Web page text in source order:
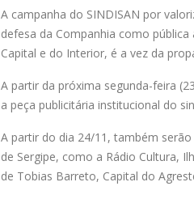
A campanha do SINDISAN por
defesa da Companhia como
Capital e do Interior, é a vez da
A partir da próxima segunda-feira
a peça publicitária institucional do
A partir do dia 24/11, também
de Sergipe, como a Rádio Cultura,
de Tobias Barreto, Capital do